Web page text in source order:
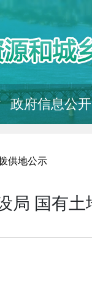
政府信息公开
供地公示
局 国有